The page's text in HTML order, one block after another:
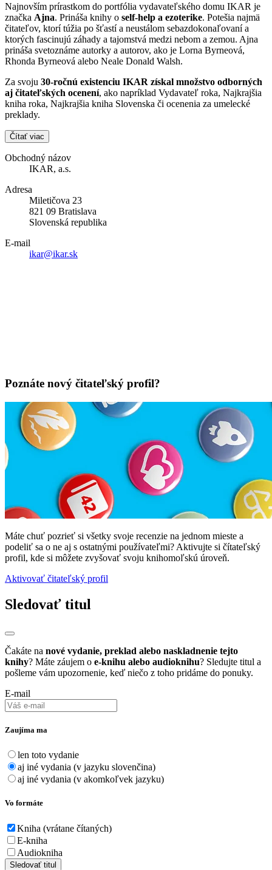
Najnovším prírastkom do portfólia vydavateľského domu IKAR je
značka Ajna. Prináša knihy o self-help a ezoterike. Potešia najmä
čitateľov, ktorí túžia po šťastí a neustálom sebazdokonaľovaní a
ktorých fascinujú záhady a tajomstvá medzi nebom a zemou. Ajna
prináša svetoznáme autorky a autorov, ako je Lorna Byrneová,
Rhonda Byrneová alebo Neale Donald Walsh.
Za svoju 30-ročnú existenciu IKAR získal množstvo odborných
aj čitateľských ocenení, ako napríklad Vydavateľ roka, Najkrajšia
kniha roka, Najkrajšia kniha Slovenska či ocenenia za umelecké
preklady.
Čítať viac
Obchodný názov
IKAR, a.s.
Adresa
Miletičova 23
821 09 Bratislava
Slovenská republika
E-mail
ikar@ikar.sk
Poznáte nový čitateľský profil?
Máte chuť pozrieť si všetky svoje recenzie na jednom mieste a
podeliť sa o ne aj s ostatnými používateľmi? Aktivujte si čítateľský
profil, kde si môžete zvyšovať svoju knihomoľskú úroveň.
Aktivovať čitateľský profil
Sledovať titul
Čakáte na nové vydanie, preklad alebo naskladnenie tejto
knihy? Máte záujem o e-knihu alebo audioknihu? Sledujte titul a
pošleme vám upozornenie, keď niečo z toho pridáme do ponuky.
E-mail
Zaujíma ma
len toto vydanie
aj iné vydania (v jazyku slovenčina)
aj iné vydania (v akomkoľvek jazyku)
Vo formáte
Kniha (vrátane čítaných)
E-kniha
Audiokniha
Sledovať titul